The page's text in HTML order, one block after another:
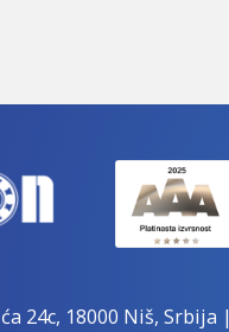
24c, 18000 Niš, Srbija |